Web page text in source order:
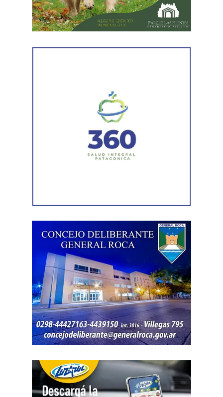
Luego llegaron los datos de la Municipalidad de
habilitación comercial vigente para un establecimiento
La Agencia de Recaudación y Control Aduanero sumó
más piezas. Según la sentencia,
el progenitor aparecía
registrado como socio, gerente o administrador en
distintas firmas. A esa información se agregó un
ni qué parte correspondía al progenitor.
La jueza también examinó una certificación contable que
él mismo presentó. Ese documento informó un promedio
de ingresos durante un período determinado y consignó
una relación laboral con una de las empresas. El fallo
aclaró que esos datos no reflejaban necesariamente la
totalidad de los recursos, ya que existían otras
participaciones comerciales acreditadas en la causa.
El informe bancario añadió otro elemento. La cuenta
saldos durante varios meses. La sentencia tomó esos
movimientos como parte del análisis patrimonial, aunque
no los consideró suficientes para establecer por sí solos